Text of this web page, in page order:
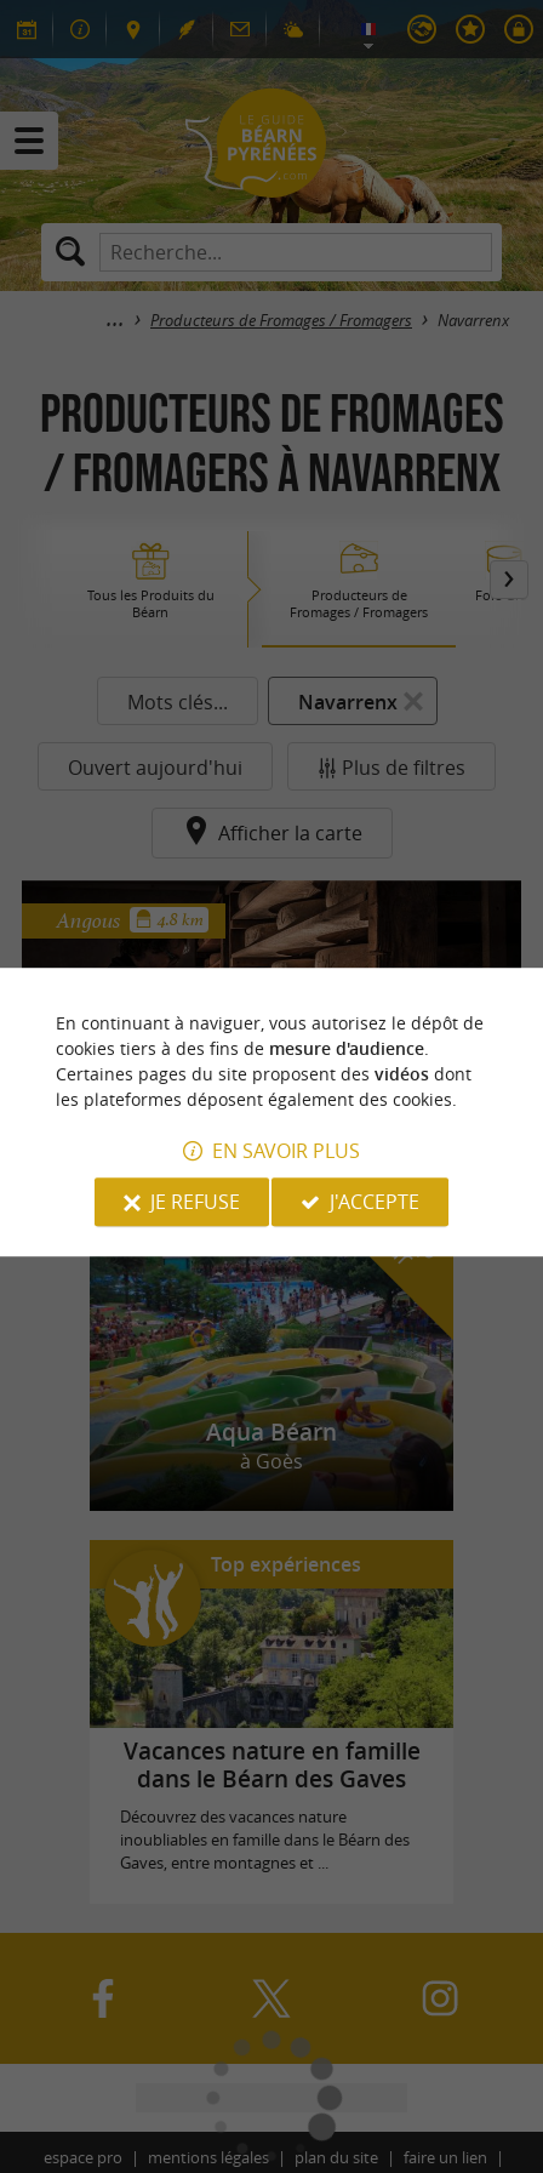
Producteurs de Fromages / Fromagers Navarrenx
Producteurs de Fromages
/ Fromagers à Navarrenx
Tous les Produits du
Béarn
Producteurs de
Fromages / Fromagers
Foie Gras
Mots clés... Navarrenx
Ouvert aujourd'hui Plus de filtres
Afficher la carte
La Ferme Serbielle
Le goût authentique du Béarn à votre table
Angous 4.8 km
n
o
t
r
e
c
o
u
p
d
e
c
o
e
u
r
Aqua Béarn
à Goès
Top expériences
Vacances nature en famille
dans le Béarn des Gaves
Découvrez des vacances nature
inoubliables en famille dans le Béarn des
Gaves, entre montagnes et ...
espace pro mentions légales plan du site faire un lien
En continuant à naviguer, vous autorisez le dépôt de
cookies tiers à des fins de mesure d'audience.
Certaines pages du site proposent des vidéosdont
les plateformes déposent également des cookies.
EN SAVOIR PLUS
JE REFUSE
J'ACCEPTE